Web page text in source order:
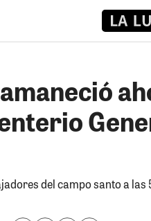
del campo santo a las